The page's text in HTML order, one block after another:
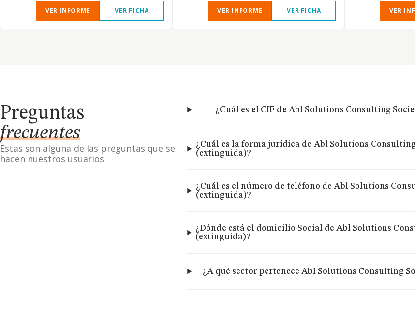
VER INFORME VER FICHA VER INFORME VER FICHA VER
Preguntas
frecuentes
Estas son alguna de las preguntas que se
hacen nuestros usuarios
¿Cuál es el CIF de Abl Solutions Consulting
¿Cuál es la forma jurídica de Abl Solutions
(extinguida)?
¿Cuál es el número de teléfono de Abl Solutions
(extinguida)?
¿Dónde está el domicilio Social de Abl Solutions
(extinguida)?
¿A qué sector pertenece Abl Solutions Consulting